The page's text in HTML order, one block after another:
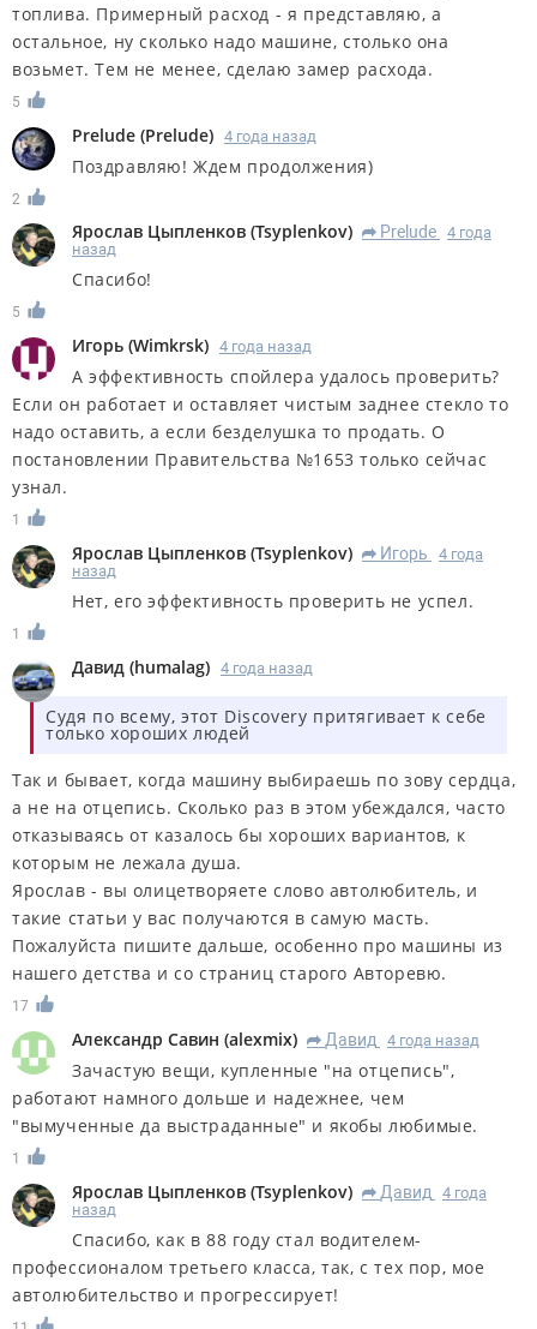
топлива. Примерный расход - я представляю, а
остальное, ну сколько надо машине, столько она
возьмет. Тем не менее, сделаю замер расхода.
5
Prelude (Prelude) 4 года назад
Поздравляю! Ждем продолжения)
2
Ярослав Цыпленков (Tsyplenkov) R Prelude 4 года
назад
Спасибо!
5
Игорь (Wimkrsk) 4 года назад
А эффективность спойлера удалось проверить?
Если он работает и оставляет чистым заднее стекло то
надо оставить, а если безделушка то продать. О
постановлении Правительства №1653 только сейчас
узнал.
1
Ярослав Цыпленков (Tsyplenkov) R Игорь
4 года
назад
Нет, его эффективность проверить не успел.
1
Дaвид (humalag) 4 года назад
Судя по всему, этот Discovery притягивает к себе
только хороших людей
Так и бывает, когда машину выбираешь по зову сердца,
а не на отцепись. Сколько раз в этом убеждался, часто
отказываясь от казалось бы хороших вариантов, к
которым не лежала душа.
Ярослав - вы олицетворяете слово автолюбитель, и
такие статьи у вас получаются в самую масть.
Пожалуйста пишите дальше, особенно про машины из
нашего детства и со страниц старого Авторевю.
17
Александр Савин (alexmix) R Дaвид 4 года назад
Зачастую вещи, купленные "на отцепись",
работают намного дольше и надежнее, чем
"вымученные да выстраданные" и якобы любимые.
1
Ярослав Цыпленков (Tsyplenkov) R Дaвид
4 года
назад
Спасибо, как в 88 году стал водителем-
профессионалом третьего класса, так, с тех пор, мое
автолюбительство и прогрессирует!